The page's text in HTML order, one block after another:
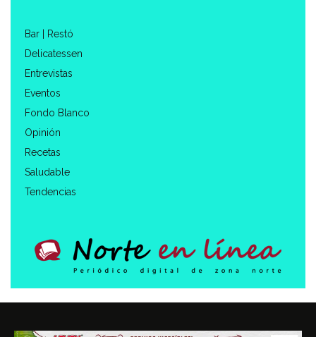
Bar | Restó
Delicatessen
Entrevistas
Eventos
Fondo Blanco
Opinión
Recetas
Saludable
Tendencias